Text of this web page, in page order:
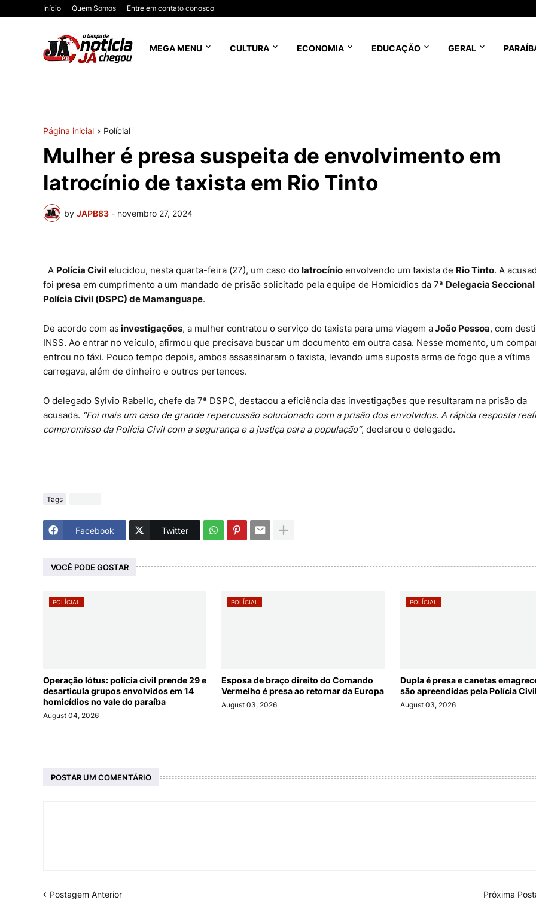
Início Quem Somos Entre em contato conosco
MEGA MENU CULTURA ECONOMIA EDUCAÇÃO GERAL
Página inicial Polícial
Mulher é presa suspeita de envolvimento em
latrocínio de taxista em Rio Tinto
by JAPB83 - novembro 27, 2024
A Polícia Civil elucidou, nesta quarta-feira (27), um caso do latrocínio envolvendo um taxista de Rio Tinto. A
foi presa em cumprimento a um mandado de prisão solicitado pela equipe de Homicídios da 7ª Delegacia
Polícia Civil (DSPC) de Mamanguape.
De acordo com as investigações, a mulher contratou o serviço do taxista para uma viagem aJoão Pessoa, com
INSS. Ao entrar no veículo, afirmou que precisava buscar um documento em outra casa. Nesse momento, um
entrou no táxi. Pouco tempo depois, ambos assassinaram o taxista, levando uma suposta arma de fogo que a vítima
carregava, além de dinheiro e outros pertences.
O delegado Sylvio Rabello, chefe da 7ª DSPC, destacou a eficiência das investigações que resultaram na prisão da
acusada. “Foi mais um caso de grande repercussão solucionado com a prisão dos envolvidos. A rápida resposta
compromisso da Polícia Civil com a segurança e a justiça para a população”, declarou o delegado.
Tags
Facebook Twitter
VOCÊ PODE GOSTAR
POLÍCIAL
Operação lótus: polícia civil prende 29 e
desarticula grupos envolvidos em 14
homicídios no vale do paraíba
August 04, 2026
POLÍCIAL
Esposa de braço direito do Comando
Vermelho é presa ao retornar da Europa
August 03, 2026
POLÍCIAL
Dupla é presa e canetas
são apreendidas pela Polícia Civil
August 03, 2026
POSTAR UM COMENTÁRIO
Postagem Anterior Próxima